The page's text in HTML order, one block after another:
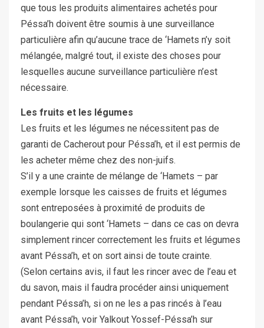
que tous les produits alimentaires achetés pour
Péssa’h doivent être soumis à une surveillance
particulière afin qu’aucune trace de ‘Hamets n’y soit
mélangée, malgré tout, il existe des choses pour
lesquelles aucune surveillance particulière n’est
nécessaire.
Les fruits et les légumes
Les fruits et les légumes ne nécessitent pas de
garanti de Cacherout pour Péssa’h, et il est permis de
les acheter même chez des non-juifs.
S’il y a une crainte de mélange de ‘Hamets – par
exemple lorsque les caisses de fruits et légumes
sont entreposées à proximité de produits de
boulangerie qui sont ‘Hamets – dans ce cas on devra
simplement rincer correctement les fruits et légumes
avant Péssa’h, et on sort ainsi de toute crainte.
(Selon certains avis, il faut les rincer avec de l’eau et
du savon, mais il faudra procéder ainsi uniquement
pendant Péssa’h, si on ne les a pas rincés à l’eau
avant Péssa’h, voir Yalkout Yossef-Péssa’h sur